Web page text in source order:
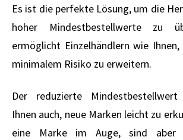
Es ist die perfekte Lösung, um die
hoher Mindestbestellwerte zu
ermöglicht Einzelhändlern wie
minimalem Risiko zu erweitern.
Der reduzierte
Ihnen auch, neue Marken leicht zu
eine Marke im Auge, sind aber